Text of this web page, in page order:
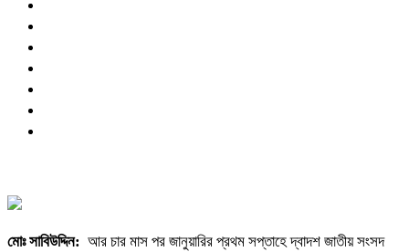
মোঃ সাবিউদ্দিন: আর চার মাস পর জানুয়ারির প্রথম সপ্তাহে দ্বাদশ জাতীয় সংসদ